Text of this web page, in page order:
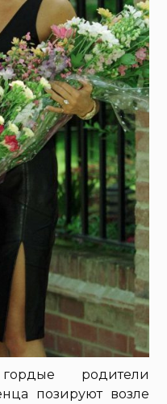
родители
позируют возле